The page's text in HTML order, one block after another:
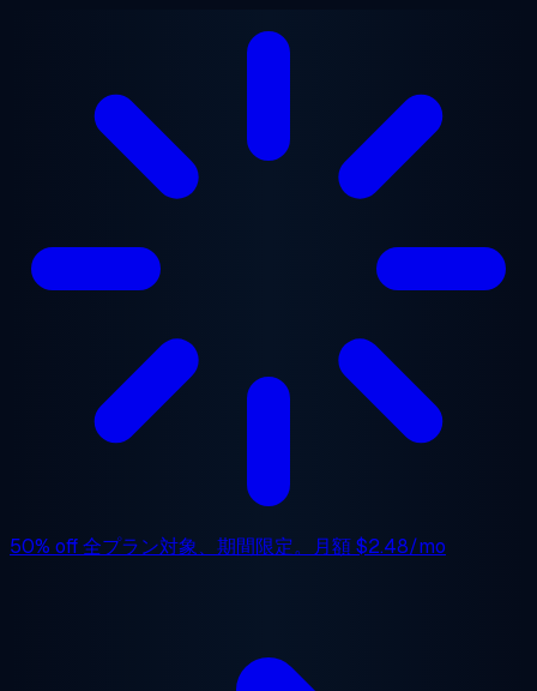
50% off全プラン対象、期間限定。月額$2.48/mo